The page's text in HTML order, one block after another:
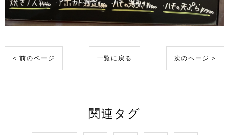
< 前のページ 一覧に戻る 次のページ >
関連タグ